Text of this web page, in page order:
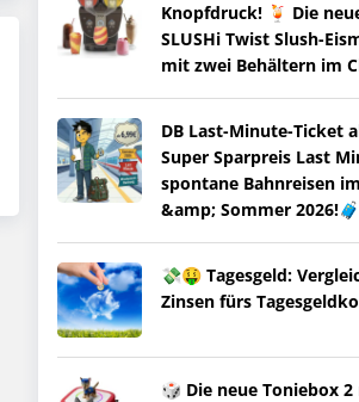
Knopfdruck! 🍹 Die
SLUSHi Twist Slush-
mit zwei Behältern im
DB Last-Minute-Ticket
Super Sparpreis Last
spontane Bahnreisen
&amp; Sommer 2026!🧳
💸🤑 Tagesgeld:
Zinsen fürs
🎲 Die neue Toniebox